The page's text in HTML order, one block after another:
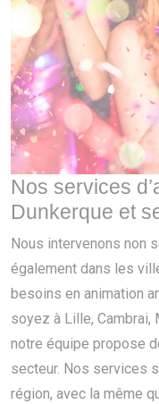
Nos services
Dunkerque et
Nous intervenons non
également dans les
besoins en animation
soyez à Lille, Cambrai,
notre équipe propose
secteur. Nos services
région, avec la même